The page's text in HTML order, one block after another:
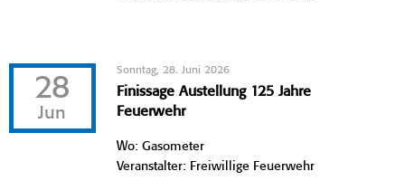
28
Jun
Sonntag, 28. Juni 2026
Finissage Austellung 125 Jahre
Feuerwehr
Wo: Gasometer
Veranstalter: Freiwillige Feuerwehr